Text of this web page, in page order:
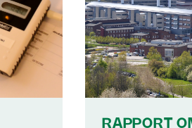
RAPPORT